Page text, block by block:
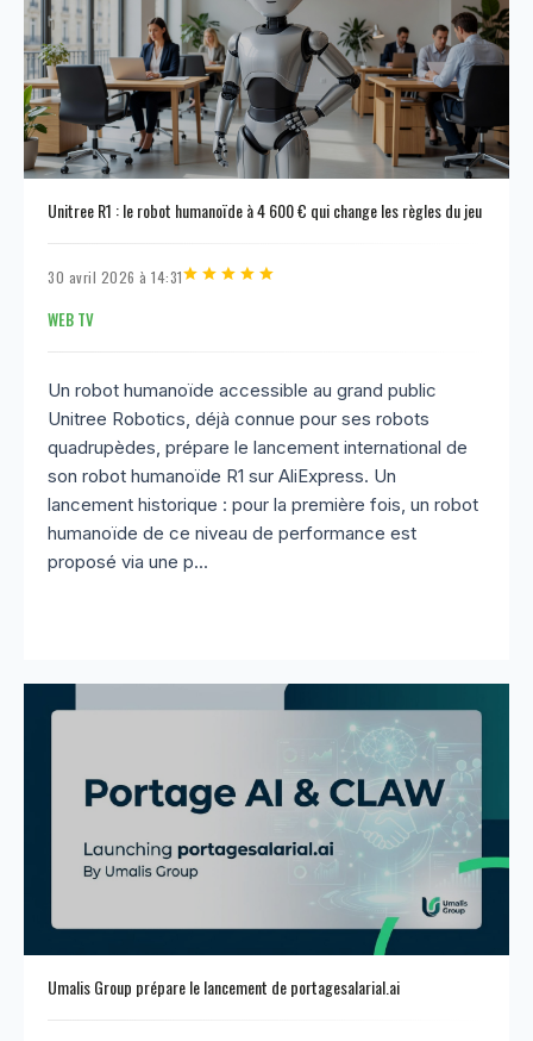
Unitree R1 : le robot humanoïde à 4 600 € qui change les règles du jeu
30 avril 2026 à 14:31
WEB TV
Un robot humanoïde accessible au grand public
Unitree Robotics, déjà connue pour ses robots
quadrupèdes, prépare le lancement international de
son robot humanoïde R1 sur AliExpress. Un
lancement historique : pour la première fois, un robot
humanoïde de ce niveau de performance est
proposé via une p...
Umalis Group prépare le lancement de portagesalarial.ai